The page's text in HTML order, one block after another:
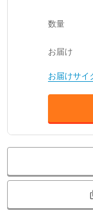
数量
お届け
お届けサイ